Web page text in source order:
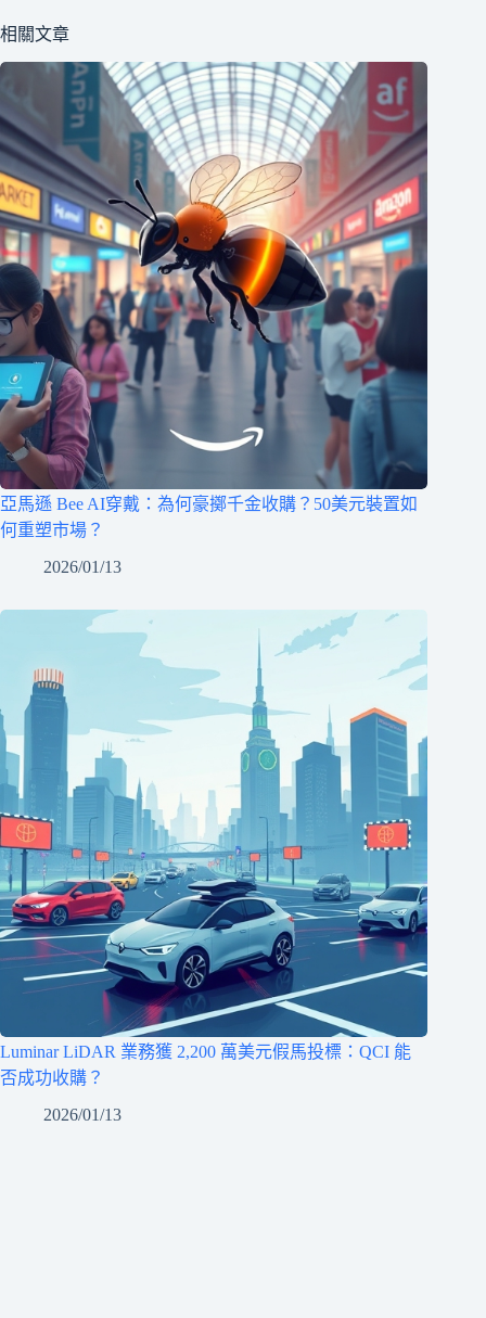
相關文章
亞馬遜 Bee AI穿戴：為何豪擲千金收購？50美元裝置如
何重塑市場？
2026/01/13
Luminar LiDAR 業務獲 2,200 萬美元假馬投標：QCI 能
否成功收購？
2026/01/13